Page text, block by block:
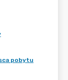
pobytu